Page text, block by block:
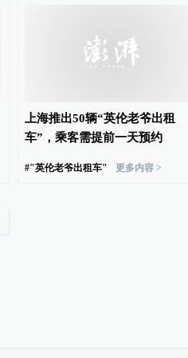
上海推出50辆“英伦老爷出租
车”，乘客需提前一天预约
#"英伦老爷出租车" 更多内容 >